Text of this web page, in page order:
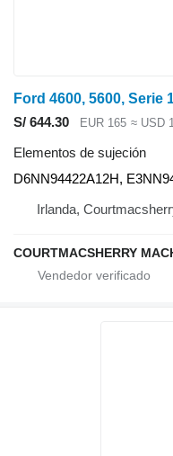
S/ 644.30 EUR 165 ≈ USD
Elementos de sujeción
D6NN94422A12H,
Irlanda,
COURTMACSHERRY